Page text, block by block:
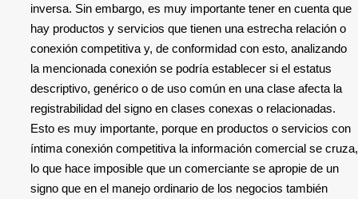
inversa. Sin embargo, es muy importante tener en cuenta que
hay productos y servicios que tienen una estrecha relación o
conexión competitiva y, de conformidad con esto, analizando
la mencionada conexión se podría establecer si el estatus
descriptivo, genérico o de uso común en una clase afecta la
registrabilidad del signo en clases conexas o relacionadas.
Esto es muy importante, porque en productos o servicios con
íntima conexión competitiva la información comercial se cruza,
lo que hace imposible que un comerciante se apropie de un
signo que en el manejo ordinario de los negocios también